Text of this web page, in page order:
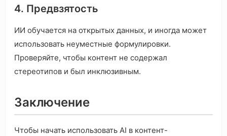
4. Предвзятость
ИИ обучается на открытых данных, и иногда может
использовать неуместные формулировки.
Проверяйте, чтобы контент не содержал
стереотипов и был инклюзивным.
Заключение
Чтобы начать использовать AI в контент-